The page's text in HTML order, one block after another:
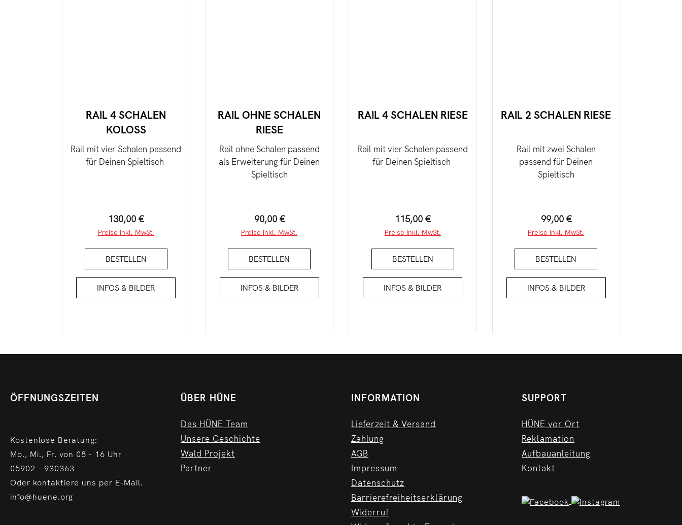
RAIL 4 SCHALEN
KOLOSS
Rail mit vier Schalen passend
für Deinen Spieltisch
Regulärer Preis:
130,00 €
Preise inkl. MwSt.
BESTELLEN
INFOS & BILDER
RAIL OHNE SCHALEN
RIESE
Rail ohne Schalen passend
als Erweiterung für Deinen
Spieltisch
Regulärer Preis:
90,00 €
Preise inkl. MwSt.
BESTELLEN
INFOS & BILDER
RAIL 4 SCHALEN RIESE
Rail mit vier Schalen passend
für Deinen Spieltisch
Regulärer Preis:
115,00 €
Preise inkl. MwSt.
BESTELLEN
INFOS & BILDER
RAIL 2 SCHALEN RIESE
Rail mit zwei Schalen
passend für Deinen
Spieltisch
Regulärer Preis:
99,00 €
Preise inkl. MwSt.
BESTELLEN
INFOS & BILDER
ÖFFNUNGSZEITEN
Kostenlose Beratung:
Mo., Mi., Fr. von 08 - 16 Uhr
05902 - 930363
Oder kontaktiere uns per E-Mail.
info@huene.org
ÜBER HÜNE
Das HÜNE Team
Unsere Geschichte
Wald Projekt
Partner
INFORMATION
Lieferzeit & Versand
Zahlung
AGB
Impressum
Datenschutz
Barrierefreiheitserklärung
Widerruf
SUPPORT
HÜNE vor Ort
Reklamation
Aufbauanleitung
Kontakt